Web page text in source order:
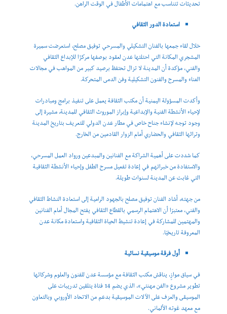
تحديثات تتناسب مع اهتمامات الأطفال في الوقت الراهن.
استعادة الدور الثقافي
خلال لقاء جمعها بالفنان التشكيلي والمسرحي توفيق مصلح، استعرضت سميرة
المشجري المكانة التي احتلتها عدن لعقود بوصفها مركزًا للإبداع الثقافي
والفني، مؤكدة أن المدينة لا تزال تحتفظ برصيد كبير من المواهب في مجالات
الغناء والمسرح والفنون التشكيلية وفن الدمى المتحركة.
وأكدت المسؤولة اليمنية أن مكتب الثقافة يعمل على تنفيذ برامج ومبادرات
لإحياء الأنشطة الفنية والإبداعية وإبراز الموروث الثقافي للمدينة، مشيرة إلى
وجود توجه لإنشاء جناح خاص في مطار عدن الدولي للتعريف بتاريخ المدينة
وتراثها الثقافي والحضاري أمام الزوار القادمين من الخارج.
كما شددت على أهمية الشراكة مع الفنانين والمبدعين ورواد العمل المسرحي،
والاستفادة من خبراتهم في إعادة تفعيل مسرح الطفل وإحياء الأنشطة الثقافية
التي غابت عن المدينة لسنوات طويلة.
من جهته، أشاد الفنان توفيق مصلح بالجهود الرامية إلى استعادة النشاط الثقافي
والفني، معتبرًا أن الاهتمام الرسمي بالقطاع الثقافي يفتح المجال أمام الفنانين
والمهتمين للمشاركة في إعادة تنشيط الحياة الثقافية واستعادة مكانة عدن
المعروفة تاريخيًا.
أول فرقة موسيقية نسائية
في سياق موازٍ، يناقش مكتب الثقافة مع مؤسسة عدن للفنون والعلوم وشركائها
تطوير مشروع «الفن مهنتي»، الذي يضم 14 فتاة يتلقين تدريبات على
الموسيقى والعزف على الآلات الموسيقية بدعم من الاتحاد الأوروبي وبالتعاون
مع معهد غوته الألماني.